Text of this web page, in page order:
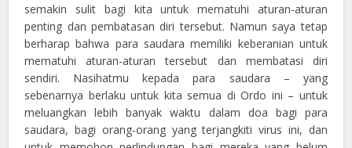
semakin sulit bagi kita untuk mematuhi aturan-aturan
penting dan pembatasan diri tersebut. Namun saya tetap
berharap bahwa para saudara memiliki keberanian untuk
mematuhi aturan-aturan tersebut dan membatasi diri
sendiri. Nasihatmu kepada para saudara – yang
sebenarnya berlaku untuk kita semua di Ordo ini – untuk
meluangkan lebih banyak waktu dalam doa bagi para
saudara, bagi orang-orang yang terjangkiti virus ini, dan